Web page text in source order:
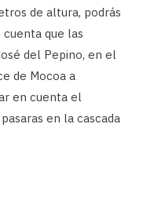
de altura, podrás
que las
del Pepino, en el
de Mocoa a
en cuenta el
en la cascada